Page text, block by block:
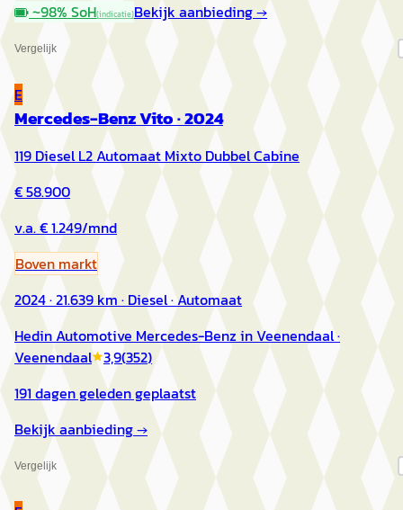
~98% SoH(indicatie)Bekijk aanbieding →
Vergelijk
E
Mercedes-Benz Vito·2024
119 Diesel L2 Automaat Mixto Dubbel Cabine
€ 58.900
v.a. € 1.249/mnd
Boven markt
2024 · 21.639 km · Diesel · Automaat
Hedin Automotive Mercedes-Benz in Veenendaal·
Veenendaal 3,9(352)
191 dagen geleden geplaatst
Bekijk aanbieding →
Vergelijk